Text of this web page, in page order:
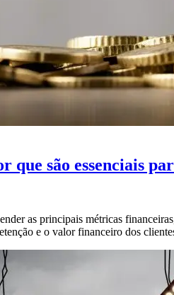
que são essenciais
as principais métricas
e o valor financeiro dos